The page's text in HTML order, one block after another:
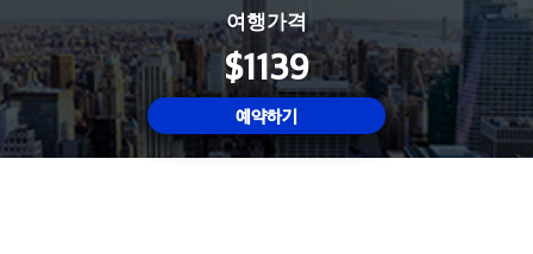
여행가격
$1139
예약하기